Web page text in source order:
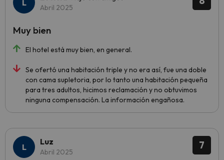
Abril 2025
El hotel está muy bien, en general.
Se ofertó una habitación triple y no era así, fue una doble
con cama supletoria, por lo tanto una habitación pequeña
para tres adultos, hicimos reclamación y no obtuvimos
ninguna compensación. La información engañosa.
Muy bien
7
Luz
Abril 2025